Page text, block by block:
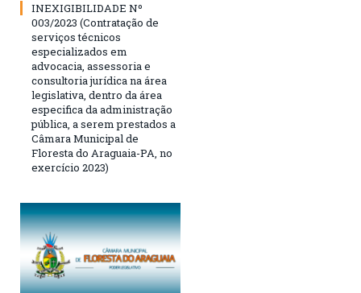
INEXIGIBILIDADE Nº
003/2023 (Contratação de
serviços técnicos
especializados em
advocacia, assessoria e
consultoria jurídica na área
legislativa, dentro da área
especifica da administração
pública, a serem prestados a
Câmara Municipal de
Floresta do Araguaia-PA, no
exercício 2023)